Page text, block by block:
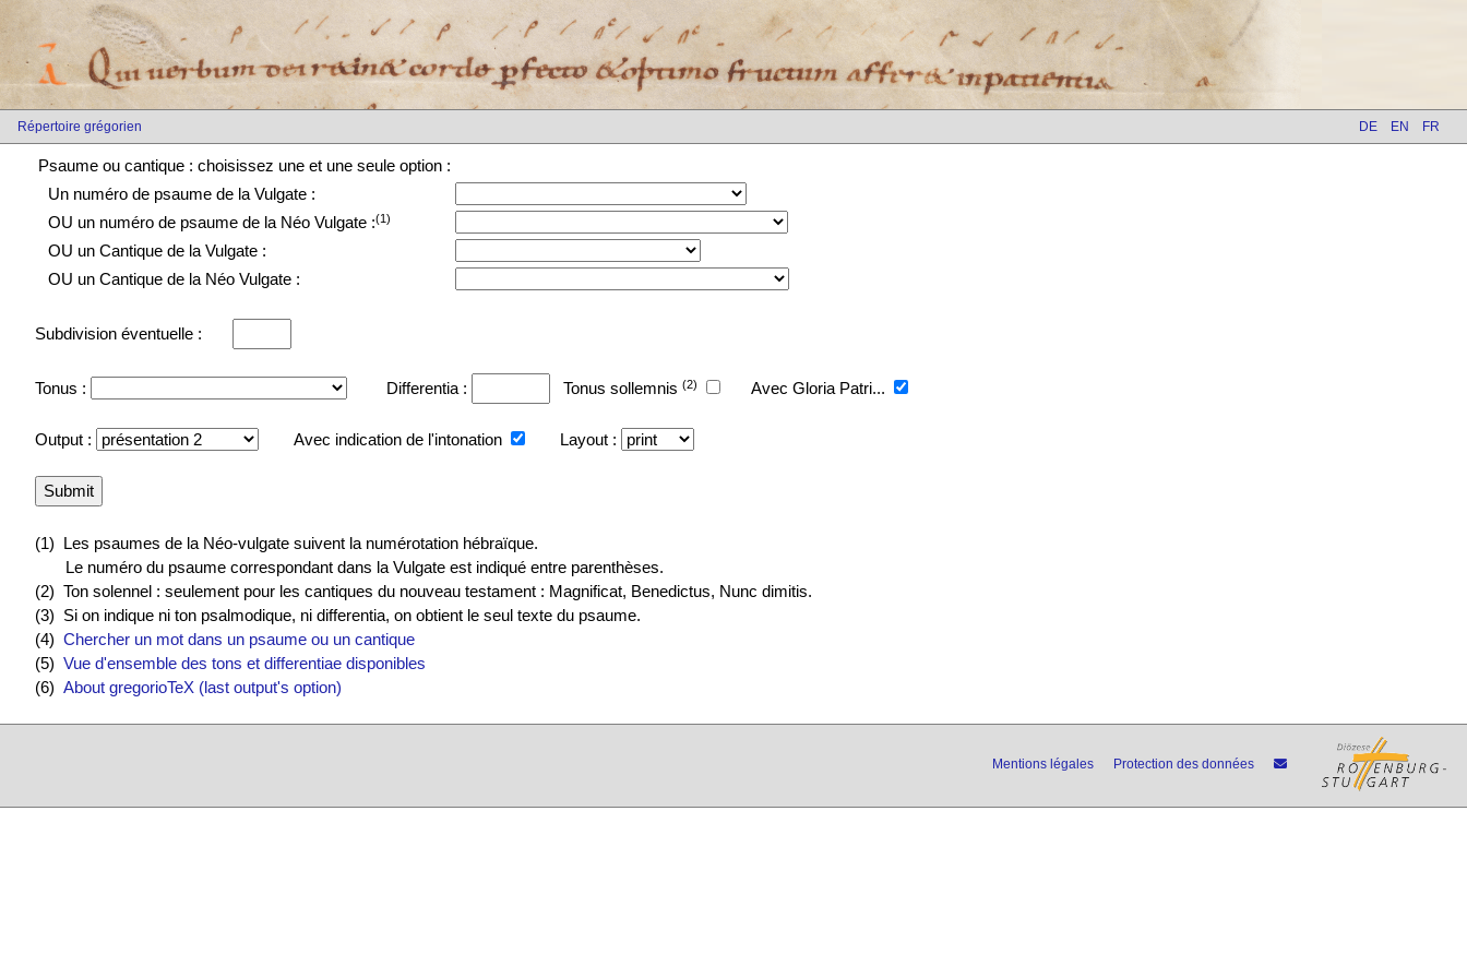
Répertoire grégorien DE EN FR
Psaume ou cantique : choisissez une et une seule option :
Un numéro de psaume de la Vulgate :
OU un numéro de psaume de la Néo Vulgate :(1)
OU un Cantique de la Vulgate :
OU un Cantique de la Néo Vulgate :
Subdivision éventuelle :
Tonus : Differentia : Tonus sollemnis (2) Avec Gloria Patri...
Output : Avec indication de l'intonation Layout :
(1) Les psaumes de la Néo-vulgate suivent la numérotation hébraïque.
Le numéro du psaume correspondant dans la Vulgate est indiqué entre parenthèses.
(2) Ton solennel : seulement pour les cantiques du nouveau testament : Magnificat, Benedictus, Nunc dimitis.
(3) Si on indique ni ton psalmodique, ni differentia, on obtient le seul texte du psaume.
(4) Chercher un mot dans un psaume ou un cantique
(5) Vue d'ensemble des tons et differentiae disponibles
(6) About gregorioTeX (last output's option)
Mentions légales Protection des données